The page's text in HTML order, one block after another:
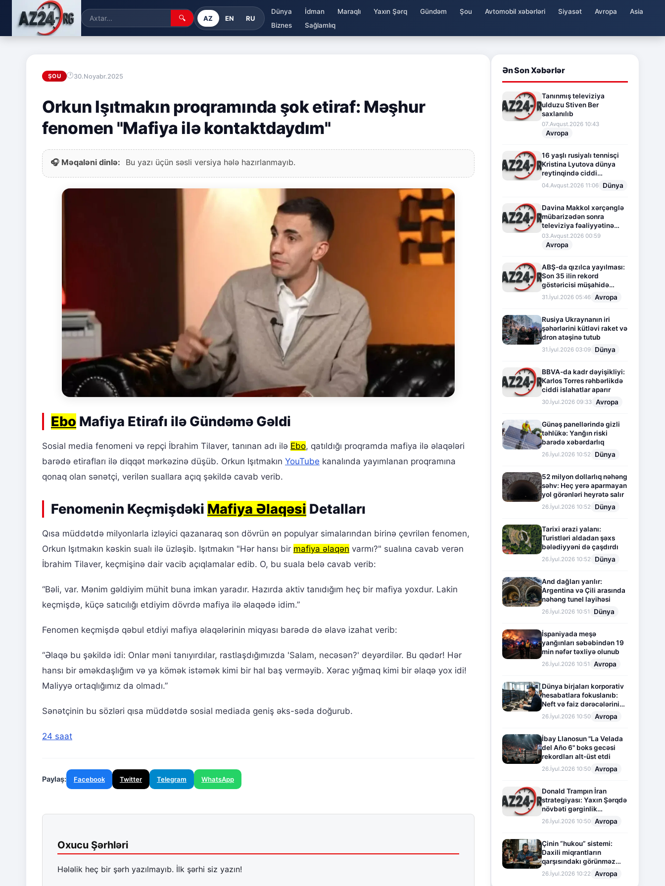
🔍 AZ EN RU
Dünya İdman Maraqlı Yaxın Şərq Gündəm Şou Avtomobil xəbərləri Siyasət Avropa
Asia
Biznes
Sağlamlıq
ŞOU 30.Noyabr.2025
Orkun Işıtmakın proqramında şok etiraf: Məşhur
fenomen "Mafiya ilə kontaktdaydım"
🎧 Məqaləni dinlə: Bu yazı üçün səsli versiya hələ hazırlanmayıb.
Ebo Mafiya Etirafı ilə Gündəmə Gəldi
Sosial media fenomeni və repçi İbrahim Tilaver, tanınan adı ilə Ebo, qatıldığı proqramda mafiya ilə əlaqələri
barədə etirafları ilə diqqət mərkəzinə düşüb. Orkun Işıtmakın YouTube kanalında yayımlanan proqramına
qonaq olan sənətçi, verilən suallara açıq şəkildə cavab verib.
Fenomenin Keçmişdəki Mafiya Əlaqəsi Detalları
Qısa müddətdə milyonlarla izləyici qazanaraq son dövrün ən populyar simalarından birinə çevrilən fenomen,
Orkun Işıtmakın kəskin sualı ilə üzləşib. Işıtmakın "Hər hansı bir mafiya əlaqən varmı?" sualına cavab verən
İbrahim Tilaver, keçmişinə dair vacib açıqlamalar edib. O, bu suala belə cavab verib:
“Bəli, var. Mənim gəldiyim mühit buna imkan yaradır. Hazırda aktiv tanıdığım heç bir mafiya yoxdur. Lakin
keçmişdə, küçə satıcılığı etdiyim dövrdə mafiya ilə əlaqədə idim.”
Fenomen keçmişdə qəbul etdiyi mafiya əlaqələrinin miqyası barədə də əlavə izahat verib:
“Əlaqə bu şəkildə idi: Onlar məni tanıyırdılar, rastlaşdığımızda 'Salam, necəsən?' deyərdilər. Bu qədər! Hər
hansı bir əməkdaşlığım və ya kömək istəmək kimi bir hal baş verməyib. Xərac yığmaq kimi bir əlaqə yox idi!
Maliyyə ortaqlığımız da olmadı.”
Sənətçinin bu sözləri qısa müddətdə sosial mediada geniş əks-səda doğurub.
24 saat
Paylaş: Facebook Twitter Telegram WhatsApp
Oxucu Şərhləri
Hələlik heç bir şərh yazılmayıb. İlk şərhi siz yazın!
Ən Son Xəbərlər
Tanınmış televiziya
ulduzu Stiven Ber
saxlanılıb
07.Avqust.2026 10:43
Avropa
16 yaşlı rusiyalı tennisçi
Kristina Lyutova dünya
reytinqində ciddi
irəliləyişə imza atdı
04.Avqust.2026 11:06 Dünya
Davina Makkol xərçənglə
mübarizədən sonra
televiziya fəaliyyətinə
fasilə verir
03.Avqust.2026 00:59
Avropa
ABŞ-da qızılca yayılması:
Son 35 ilin rekord
göstəricisi müşahidə
olunur
31.İyul.2026 05:46 Avropa
Rusiya Ukraynanın iri
şəhərlərini kütləvi raket və
dron atəşinə tutub
31.İyul.2026 03:09 Dünya
BBVA-da kadr dəyişikliyi:
Karlos Torres rəhbərlikdə
ciddi islahatlar aparır
30.İyul.2026 09:33 Avropa
Günəş panellərində gizli
təhlükə: Yanğın riski
barədə xəbərdarlıq
26.İyul.2026 10:52 Dünya
52 milyon dollarlıq nəhəng
səhv: Heç yerə aparmayan
yol görənləri heyrətə salır
26.İyul.2026 10:52 Dünya
Tarixi ərazi yalanı:
Turistləri aldadan şəxs
bələdiyyəni də çaşdırdı
26.İyul.2026 10:52 Dünya
And dağları yarılır:
Argentina və Çili arasında
nəhəng tunel layihəsi
26.İyul.2026 10:51 Dünya
İspaniyada meşə
yanğınları səbəbindən 19
min nəfər təxliyə olunub
26.İyul.2026 10:51 Avropa
Dünya birjaları korporativ
hesabatlara fokuslanıb:
Neft və faiz dərəcələrinin
təsiri altında cari vəziyyət
26.İyul.2026 10:50 Avropa
İbay Llanosun "La Velada
del Año 6" boks gecəsi
rekordları alt-üst etdi
26.İyul.2026 10:50 Avropa
Donald Trampın İran
strategiyası: Yaxın Şərqdə
növbəti gərginlik
mərhələsi
26.İyul.2026 10:50 Avropa
Çinin “hukou” sistemi:
Daxili miqrantların
qarşısındakı görünməz
sədd
26.İyul.2026 10:22 Avropa